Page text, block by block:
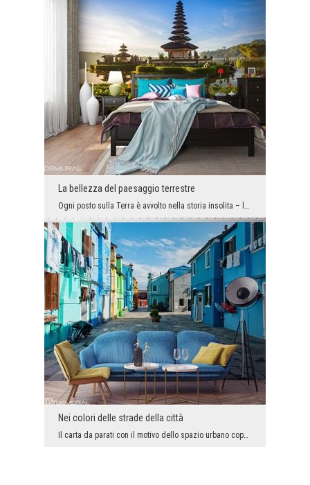
La bellezza del paesaggio terrestre
Ogni posto sulla Terra è avvolto nella storia insolita – la più piccola o più grande. Una parte d...
Nei colori delle strade della città
Il carta da parati con il motivo dello spazio urbano coperto dai colori perfetti è un'aggiunta pe...